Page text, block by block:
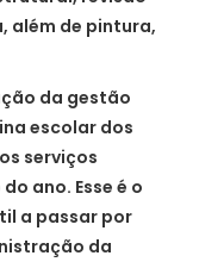
além de pintura,
da gestão
escolar dos
serviços
ano. Esse é o
a passar por
da